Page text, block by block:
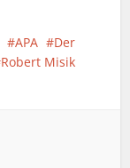
APA
Der
Robert Misik